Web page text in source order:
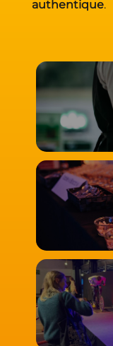
authentique.